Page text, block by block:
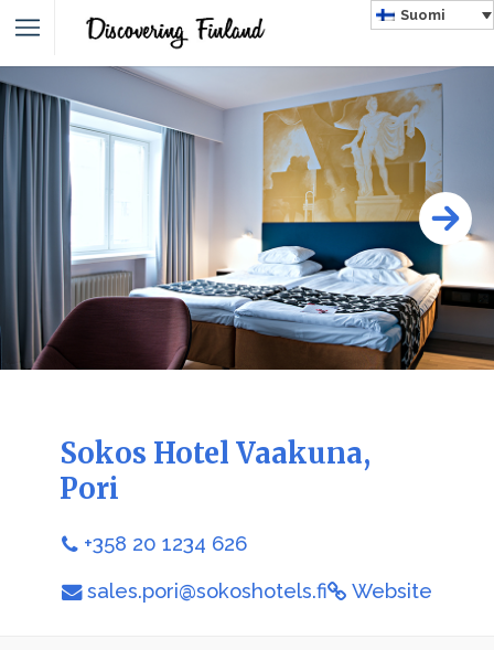
Suomi
Sokos Hotel Vaakuna,
Pori
+358 20 1234 626
sales.pori@sokoshotels.fi Website